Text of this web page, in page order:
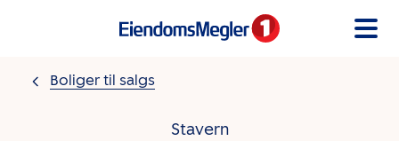
Boliger til salgs
Stavern